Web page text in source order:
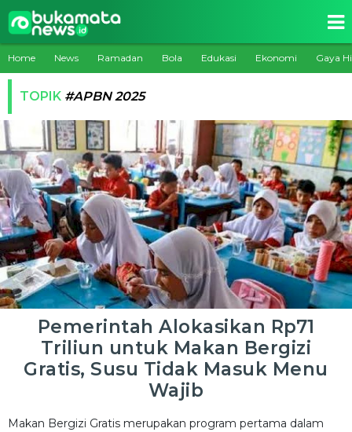
Home News Ramadan Bola Edukasi Ekonomi Gaya
TOPIK #APBN 2025
Pemerintah Alokasikan Rp71
Triliun untuk Makan Bergizi
Gratis, Susu Tidak Masuk Menu
Wajib
Makan Bergizi Gratis merupakan program pertama dalam